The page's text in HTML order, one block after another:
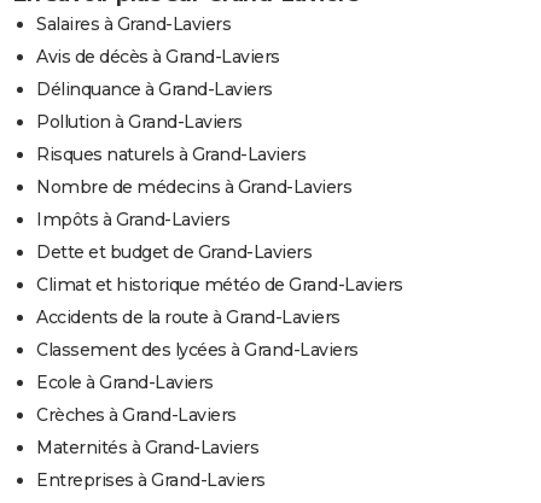
Salaires à Grand-Laviers
Avis de décès à Grand-Laviers
Délinquance à Grand-Laviers
Pollution à Grand-Laviers
Risques naturels à Grand-Laviers
Nombre de médecins à Grand-Laviers
Impôts à Grand-Laviers
Dette et budget de Grand-Laviers
Climat et historique météo de Grand-Laviers
Accidents de la route à Grand-Laviers
Classement des lycées à Grand-Laviers
Ecole à Grand-Laviers
Crèches à Grand-Laviers
Maternités à Grand-Laviers
Entreprises à Grand-Laviers